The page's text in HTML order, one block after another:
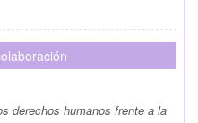
derechos humanos frente a la